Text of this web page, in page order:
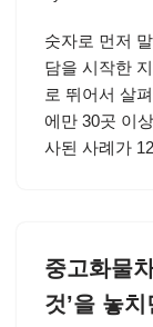
숫자로 먼저
담을 시작한
로 뛰어서 살
에만 30곳 이
사된 사례가
중고화물
것’을 놓